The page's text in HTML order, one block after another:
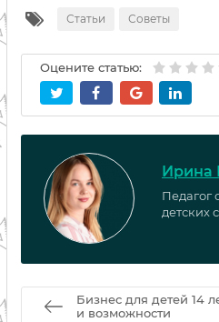
Статьи Советы
Оцените статью:
Ирина
Педагог
детских
Бизнес для детей 14
и возможности